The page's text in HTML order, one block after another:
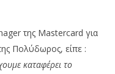
της Mastercard για
Πολύδωρος, είπε :
καταφέρει το